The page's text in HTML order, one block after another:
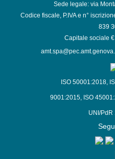
Sede legale: via
Codice fiscale, P.IVA e n°
839
Capitale sociale
ISO 50001:2018,
9001:2015, ISO
UNI/PdR